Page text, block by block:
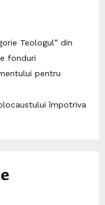
Teologul” din
fonduri
pentru
împotriva